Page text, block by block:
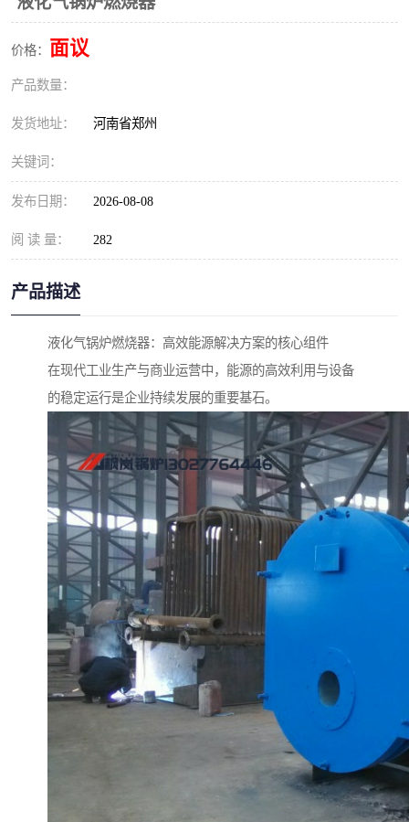
价格： 面议
产品数量：
发货地址： 河南省郑州
关键词：
发布日期： 2026-08-08
阅 读 量： 282
产品描述
液化气锅炉燃烧器：高效能源解决方案的核心组件
在现代工业生产与商业运营中，能源的高效利用与设备
的稳定运行是企业持续发展的重要基石。